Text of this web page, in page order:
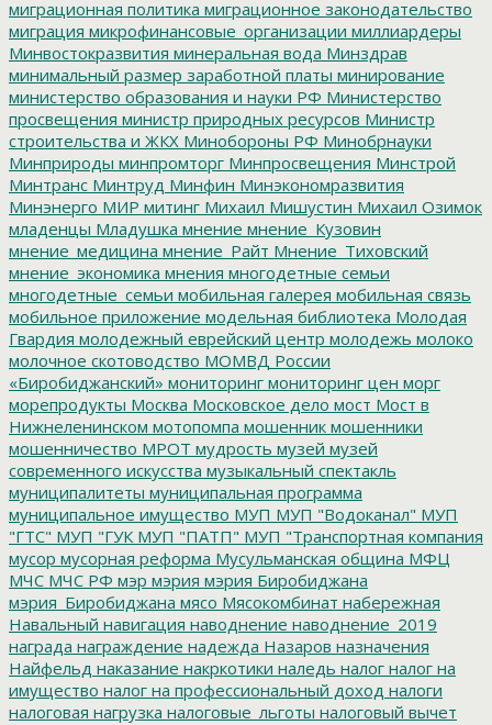
миграционная политика миграционное законодательство
миграция микрофинансовые_организации миллиардеры
Минвостокразвития минеральная вода Минздрав
минимальный размер заработной платы минирование
министерство образования и науки РФ Министерство
просвещения министр природных ресурсов Министр
строительства и ЖКХ Минобороны РФ Минобрнауки
Минприроды минпромторг Минпросвещения Минстрой
Минтранс Минтруд Минфин Минэкономразвития
Минэнерго МИР митинг Михаил Мишустин Михаил Озимок
младенцы Младушка мнение мнение_Кузовин
мнение_медицина мнение_Райт Мнение_Тиховский
мнение_экономика мнения многодетные семьи
многодетные_семьи мобильная галерея мобильная связь
мобильное приложение модельная библиотека Молодая
Гвардия молодежный еврейский центр молодежь молоко
молочное скотоводство МОМВД России
«Биробиджанский» мониторинг мониторинг цен морг
морепродукты Москва Московское дело мост Мост в
Нижнеленинском мотопомпа мошенник мошенники
мошенничество МРОТ мудрость музей музей
современного искусства музыкальный спектакль
муниципалитеты муниципальная программа
муниципальное имущество МУП МУП "Водоканал" МУП
"ГТС" МУП "ГУК МУП "ПАТП" МУП "Транспортная компания
мусор мусорная реформа Мусульманская община МФЦ
МЧС МЧС РФ мэр мэрия мэрия Биробиджана
мэрия_Биробиджана мясо Мясокомбинат набережная
Навальный навигация наводнение наводнение_2019
награда награждение надежда Назаров назначения
Найфельд наказание накркотики наледь налог налог на
имущество налог на профессиональный доход налоги
налоговая нагрузка налоговые_льготы налоговый вычет